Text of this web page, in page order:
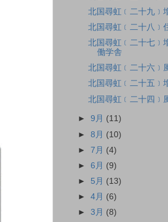
北国尋虹﹝二十九﹞
北国尋虹﹝二十八﹞
北国尋虹﹝二十七﹞
働学舎
北国尋虹﹝二十六﹞
北国尋虹﹝二十五﹞
北国尋虹﹝二十四﹞
►9月 (11)
►8月 (10)
►7月 (4)
►6月 (9)
► 5月 (13)
►4月 (6)
►3月 (8)